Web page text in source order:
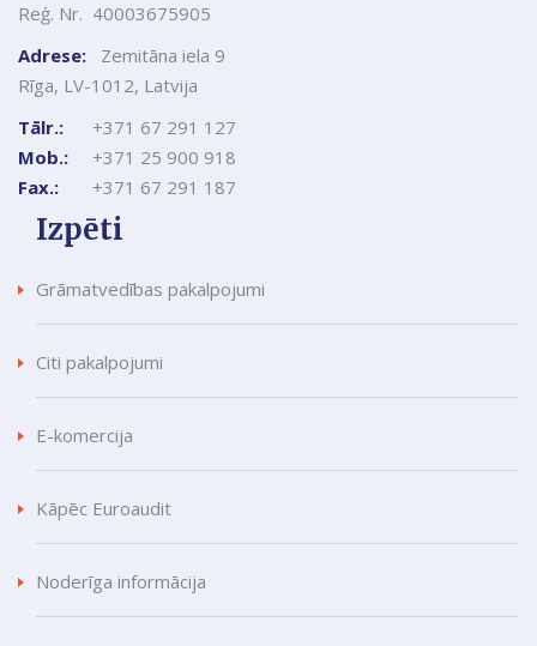
Reģ. Nr. 40003675905
Adrese: Zemitāna iela 9
Rīga, LV-1012, Latvija
Tālr.: +371 67 291 127
Mob.: +371 25 900 918
Fax.: +371 67 291 187
Izpēti
Grāmatvedības pakalpojumi
Citi pakalpojumi
E-komercija
Kāpēc Euroaudit
Noderīga informācija